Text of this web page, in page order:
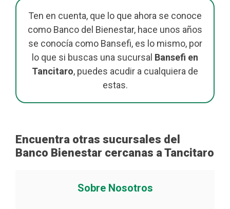
Ten en cuenta, que lo que ahora se conoce
como Banco del Bienestar, hace unos años
se conocía como Bansefi, es lo mismo, por
lo que si buscas una sucursal Bansefi en
Tancitaro, puedes acudir a cualquiera de
estas.
Encuentra otras sucursales del
Banco Bienestar cercanas a Tancitaro
Sobre Nosotros